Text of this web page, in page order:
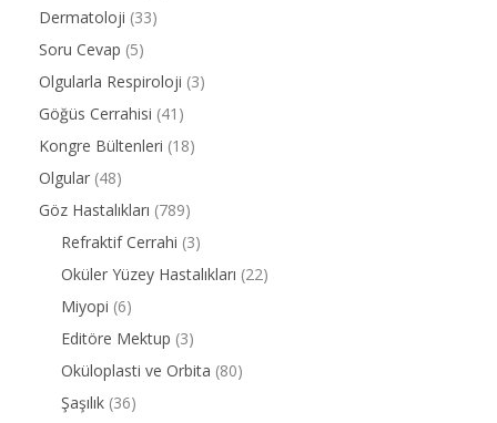
Dermatoloji (33)
Soru Cevap (5)
Olgularla Respiroloji (3)
Göğüs Cerrahisi (41)
Kongre Bültenleri (18)
Olgular (48)
Göz Hastalıkları (789)
Refraktif Cerrahi (3)
Oküler Yüzey Hastalıkları (22)
Miyopi (6)
Editöre Mektup (3)
Oküloplasti ve Orbita (80)
Şaşılık (36)